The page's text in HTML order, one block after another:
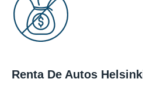
Renta De Autos